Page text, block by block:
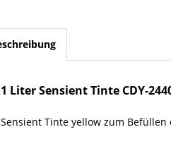
1 Liter Sensient Tinte CDY-
Sensient Tinte yellow zum Befüllen